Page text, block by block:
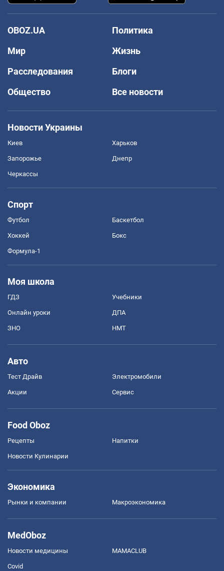
OBOZ.UA
Политика
Мир
Жизнь
Расследования
Блоги
Общество
Все новости
Новости Украины
Киев Харьков
Запорожье Днепр
Черкассы
Спорт
Футбол Баскетбол
Хоккей Бокс
Формула-1
Моя школа
ГДЗ Учебники
Онлайн уроки ДПА
ЗНО НМТ
Авто
Тест Драйв Электромобили
Акции Сервис
Food Oboz
Рецепты Напитки
Новости Кулинарии
Экономика
Рынки и компании Mакроэкономика
MedOboz
Новости медицины MAMACLUB
Covid